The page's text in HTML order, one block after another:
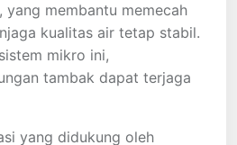
membantu memecah
kualitas air tetap stabil.
mikro ini,
tambak dapat terjaga
yang didukung oleh